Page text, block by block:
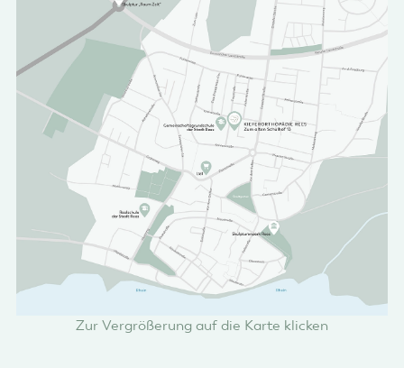
Zur Vergrößerung auf die Karte klicken